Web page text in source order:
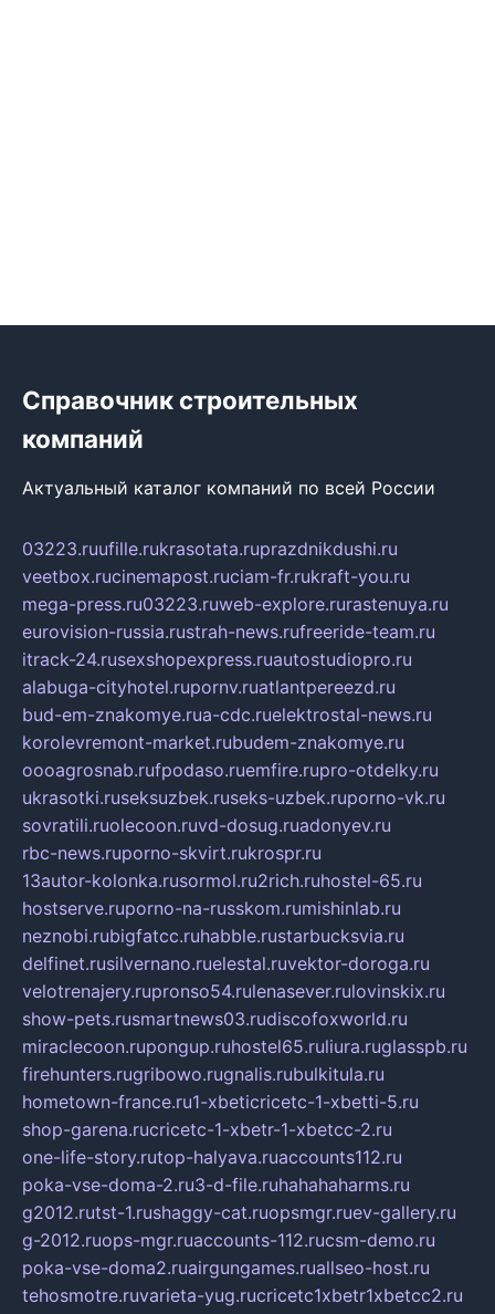
Справочник строительных
компаний
Актуальный каталог компаний по всей России
03223.ruufille.rukrasotata.ruprazdnikdushi.ru
veetbox.rucinemapost.ruciam-fr.rukraft-you.ru
mega-press.ru03223.ruweb-explore.rurastenuya.ru
eurovision-russia.rustrah-news.rufreeride-team.ru
itrack-24.rusexshopexpress.ruautostudiopro.ru
alabuga-cityhotel.rupornv.ruatlantpereezd.ru
bud-em-znakomye.rua-cdc.ruelektrostal-news.ru
korolevremont-market.rubudem-znakomye.ru
oooagrosnab.rufpodaso.ruemfire.rupro-otdelky.ru
ukrasotki.ruseksuzbek.ruseks-uzbek.ruporno-vk.ru
sovratili.ruolecoon.ruvd-dosug.ruadonyev.ru
rbc-news.ruporno-skvirt.rukrospr.ru
13autor-kolonka.rusormol.ru2rich.ruhostel-65.ru
hostserve.ruporno-na-russkom.rumishinlab.ru
neznobi.rubigfatcc.ruhabble.rustarbucksvia.ru
delfinet.rusilvernano.ruelestal.ruvektor-doroga.ru
velotrenajery.rupronso54.rulenasever.rulovinskix.ru
show-pets.rusmartnews03.rudiscofoxworld.ru
miraclecoon.rupongup.ruhostel65.ruliura.ruglasspb.ru
firehunters.rugribowo.rugnalis.rubulkitula.ru
hometown-france.ru1-xbeticricetc-1-xbetti-5.ru
shop-garena.rucricetc-1-xbetr-1-xbetcc-2.ru
one-life-story.rutop-halyava.ruaccounts112.ru
poka-vse-doma-2.ru3-d-file.ruhahahaharms.ru
g2012.rutst-1.rushaggy-cat.ruopsmgr.ruev-gallery.ru
g-2012.ruops-mgr.ruaccounts-112.rucsm-demo.ru
poka-vse-doma2.ruairgungames.ruallseo-host.ru
tehosmotre.ruvarieta-yug.rucricetc1xbetr1xbetcc2.ru